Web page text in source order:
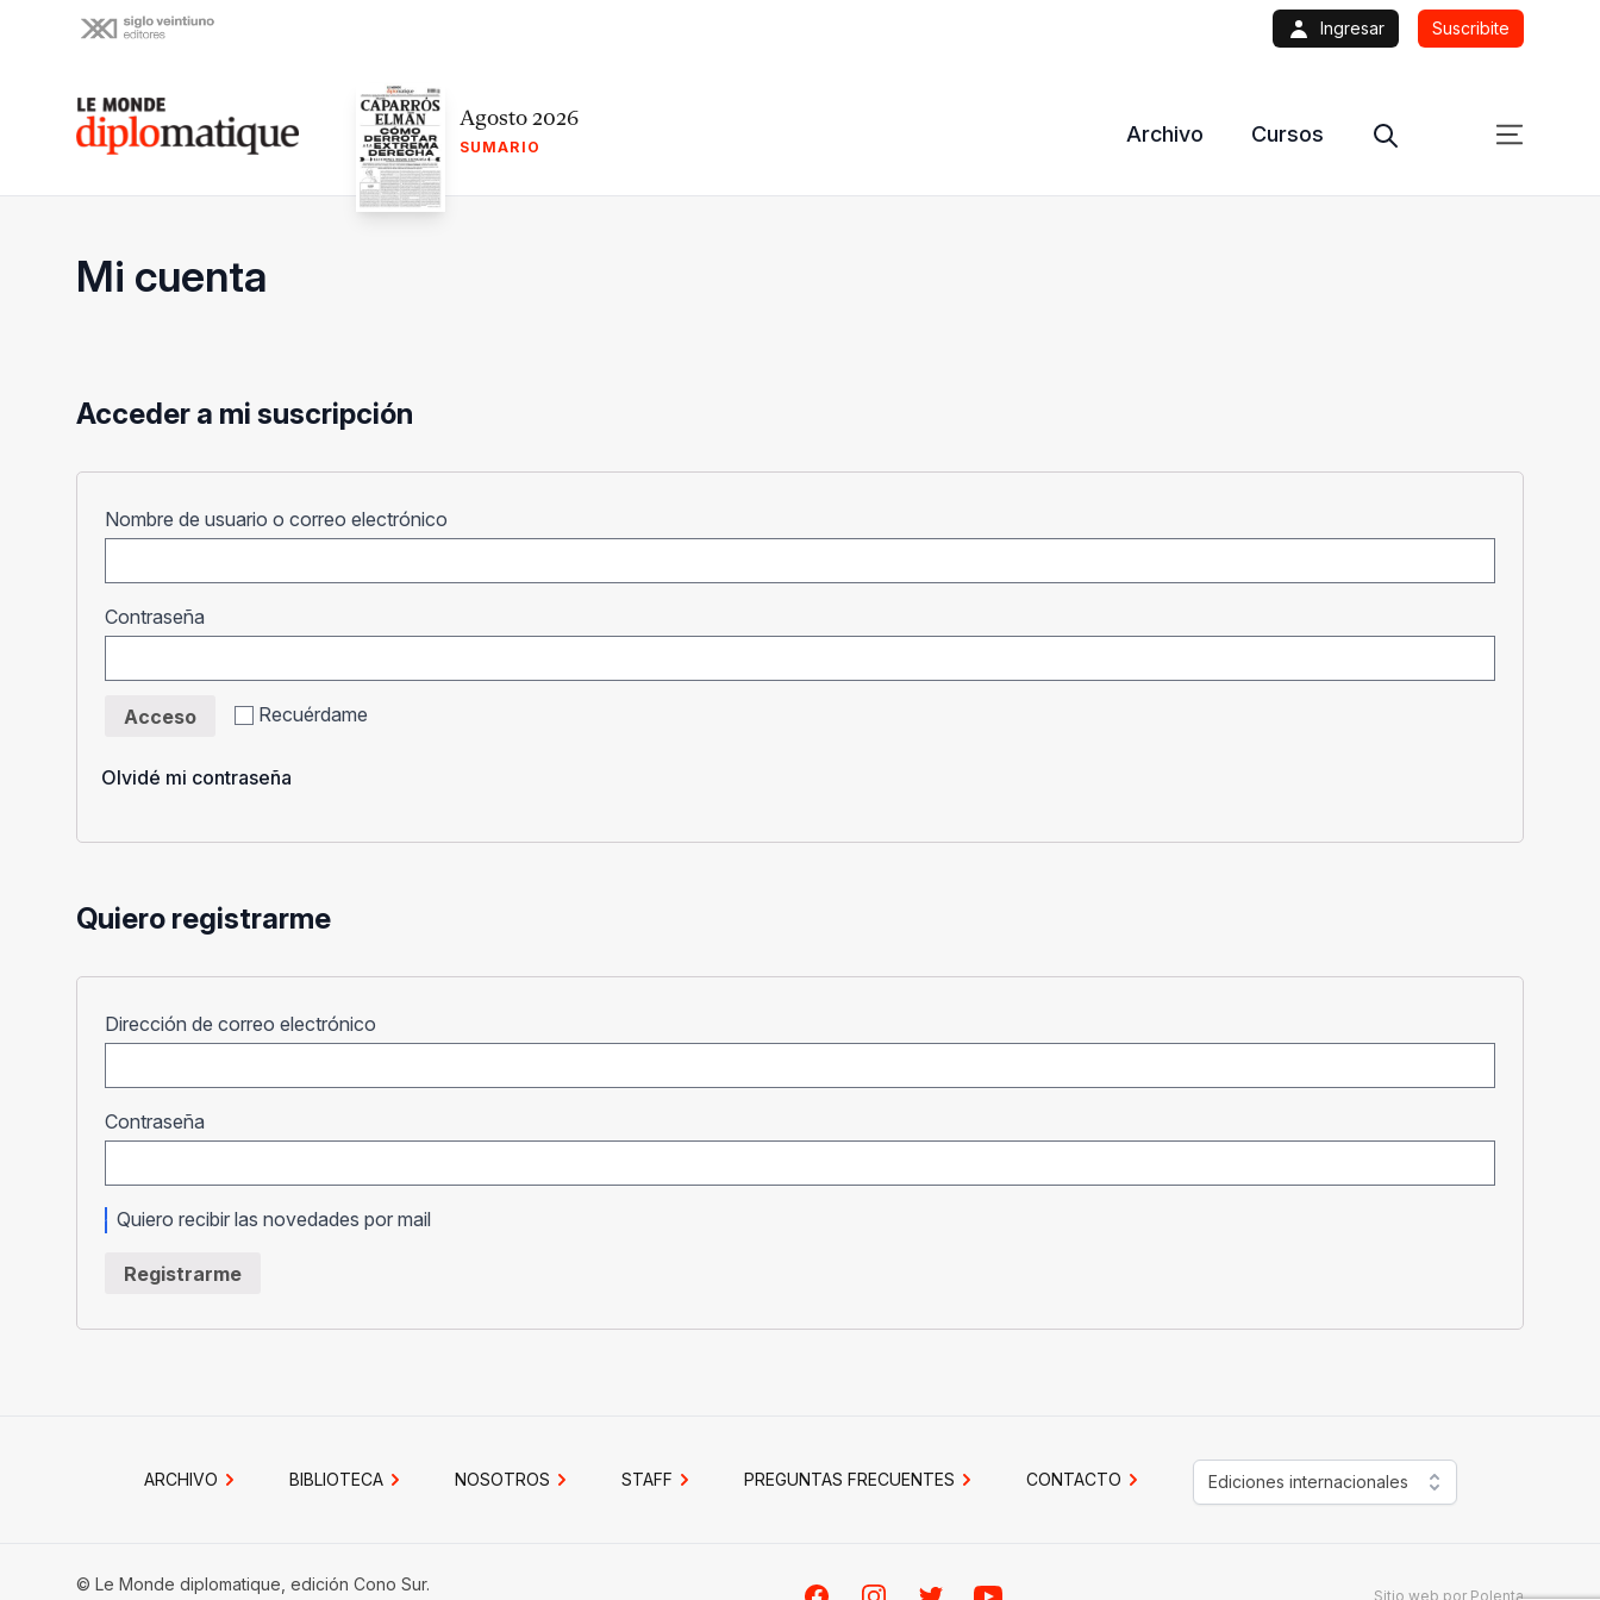
Ingresar Suscribite
Le monde diplomatique Agosto 2026
SUMARIO
Archivo Cursos
Mi cuenta
Acceder a mi suscripción
Nombre de usuario o correo electrónico
Contraseña
Recuérdame
Acceso
Olvidé mi contraseña
Quiero registrarme
Dirección de correo electrónico
Contraseña
Quiero recibir las novedades por mail
Registrarme
ARCHIVO BIBLIOTECA NOSOTROS STAFF PREGUNTAS FRECUENTES CONTACTO Ediciones internacionales
© Le Monde diplomatique, edición Cono Sur.
Sitio web por Polenta